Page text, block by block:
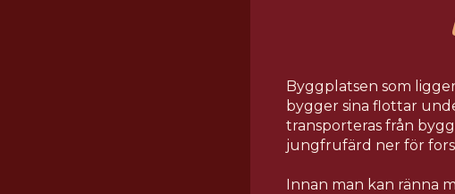
Byggplatsen som
bygger sina flottar
transporteras från
jungfrufärd ner för
Innan man kan ränna